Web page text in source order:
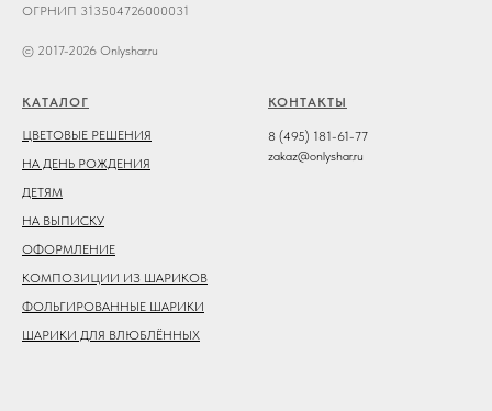
ОГРНИП 313504726000031
© 2017-2026 Onlyshar.ru
КАТАЛОГ
ЦВЕТОВЫЕ РЕШЕНИЯ
НА ДЕНЬ РОЖДЕНИЯ
ДЕТЯМ
НА ВЫПИСКУ
ОФОРМЛЕНИЕ
КОМПОЗИЦИИ ИЗ ШАРИКОВ
ФОЛЬГИРОВАННЫЕ ШАРИКИ
ШАРИКИ ДЛЯ ВЛЮБЛЁННЫХ
КОНТАКТЫ
8 (495) 181-61-77
zakaz@onlyshar.ru